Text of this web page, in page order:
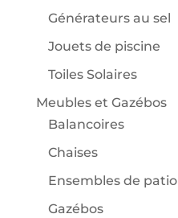
Générateurs au sel
Jouets de piscine
Toiles Solaires
Meubles et Gazébos
Balancoires
Chaises
Ensembles de patio
Gazébos